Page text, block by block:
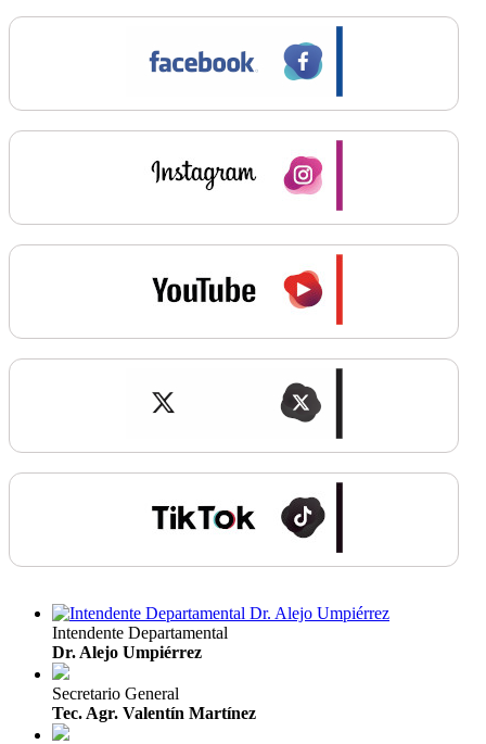
Intendente Departamental
Dr. Alejo Umpiérrez
Secretario General
Tec. Agr. Valentín Martínez